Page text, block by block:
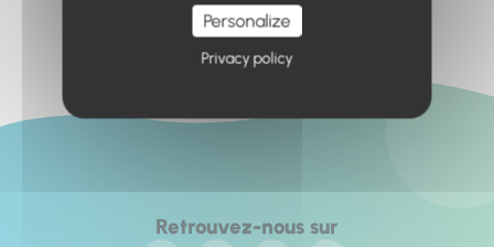
Retrouvez-nous sur
Personalize
Privacy policy